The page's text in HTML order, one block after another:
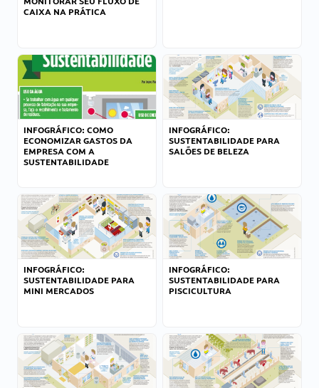
CAIXA NA PRÁTICA
INFOGRÁFICO: COMO
ECONOMIZAR GASTOS DA
EMPRESA COM A
SUSTENTABILIDADE
INFOGRÁFICO:
SUSTENTABILIDADE PARA
SALÕES DE BELEZA
INFOGRÁFICO:
SUSTENTABILIDADE PARA
MINI MERCADOS
INFOGRÁFICO:
SUSTENTABILIDADE PARA
PISCICULTURA